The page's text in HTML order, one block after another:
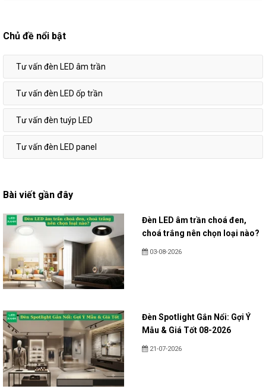
Chủ đề nổi bật
Tư vấn đèn LED âm trần
Tư vấn đèn LED ốp trần
Tư vấn đèn tuýp LED
Tư vấn đèn LED panel
Bài viết gần đây
Đèn LED âm trần choá đen,
choá trắng nên chọn loại nào?
03-08-2026
Đèn Spotlight Gắn Nổi: Gợi Ý
Mẫu & Giá Tốt 08-2026
21-07-2026